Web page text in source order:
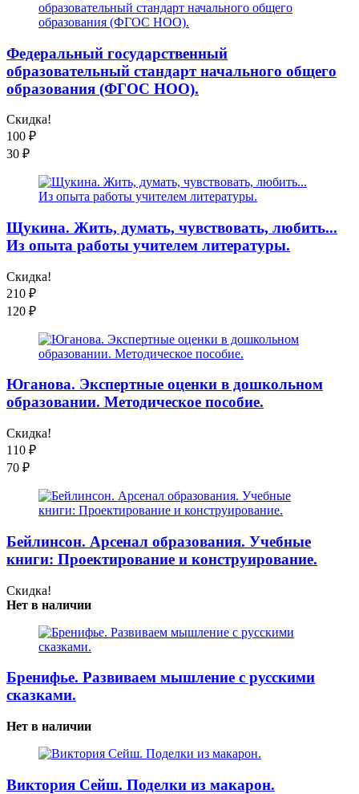
Федеральный государственный
образовательный стандарт начального общего
образования (ФГОС НОО).
Скидка!
100 ₽
30 ₽
Щукина. Жить, думать, чувствовать, любить...
Из опыта работы учителем литературы.
Скидка!
210 ₽
120 ₽
Юганова. Экспертные оценки в дошкольном
образовании. Методическое пособие.
Скидка!
110 ₽
70 ₽
Бейлинсон. Арсенал образования. Учебные
книги: Проектирование и конструирование.
Скидка!
Нет в наличии
Бренифье. Развиваем мышление с русскими
сказками.
Нет в наличии
Виктория Сейш. Поделки из макарон.